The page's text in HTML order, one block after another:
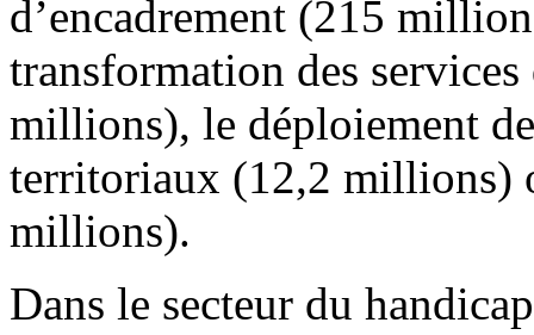
d’encadrement (215
transformation des
millions), le déploiement
territoriaux (12,2 millions)
millions).
Dans le secteur du